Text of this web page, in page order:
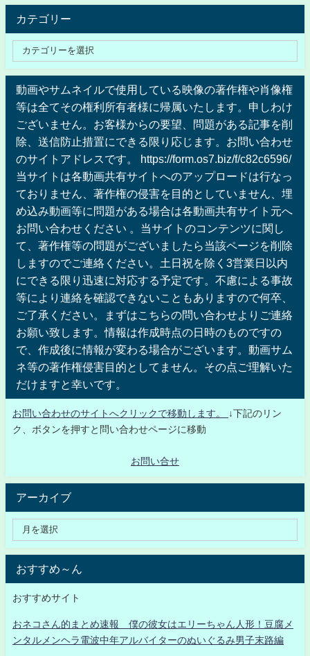
カテゴリー
動画やサムネイルで使用している映像の著作権や肖像権
等は全てその権利所有者様に帰属いたします。申しわけ
ございません。お客様からの要望、問題がある記事を削
除、送信防止措置にできる限り応じます。お問い合わせ
のサイトアドレスです。 https://form.os7.biz/f/c82c6596/
当サイトは各動画共有サイトへのアップロードは行なっ
ておりません、著作権の侵害を目的としていません、埋
め込み動画等に問題がある場合は各動画共有サイト元へ
お問い合わせください 。当サイトのコンテンツに関し
て、著作権等の問題がございましたら当該ページを削除
しますのでご連絡ください。土日祝を除く3営業日以内
にできる限り迅速に対応する予定です。不慮による事故
等により連絡を確認できないこともありますので何卒、
ご了承ください。まずはこちらの問い合わせよりご連絡
お願い致します。情報は作成時点の日時のものですの
で、作成後に情報が変わる場合がございます。動画サム
ネ等の著作権侵害目的としてません。その点ご理解いた
だけますと幸いです。
お問い合わせのサイトへクリックで移動します。
↓下記のリン
ク、ボタンを押すと問い合わせページに移動
お問い合せ
アーカイブ
おすすめ～ん
おすすめサイト
おネコさん的まとめ速報 僕の彼女はエリーちゃん人形！豆腐メ
ンタルメンヘラ電波中年アルバイターのぬいぐるみ男子末路編